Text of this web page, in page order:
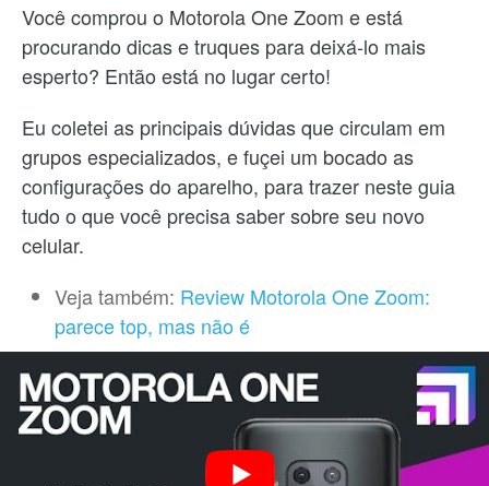
Você comprou o Motorola One Zoom e está
procurando dicas e truques para deixá-lo mais
esperto? Então está no lugar certo!
Eu coletei as principais dúvidas que circulam em
grupos especializados, e fuçei um bocado as
configurações do aparelho, para trazer neste guia
tudo o que você precisa saber sobre seu novo
celular.
Veja também: Review Motorola One Zoom:
parece top, mas não é